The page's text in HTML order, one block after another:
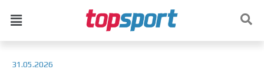
31.05.2026